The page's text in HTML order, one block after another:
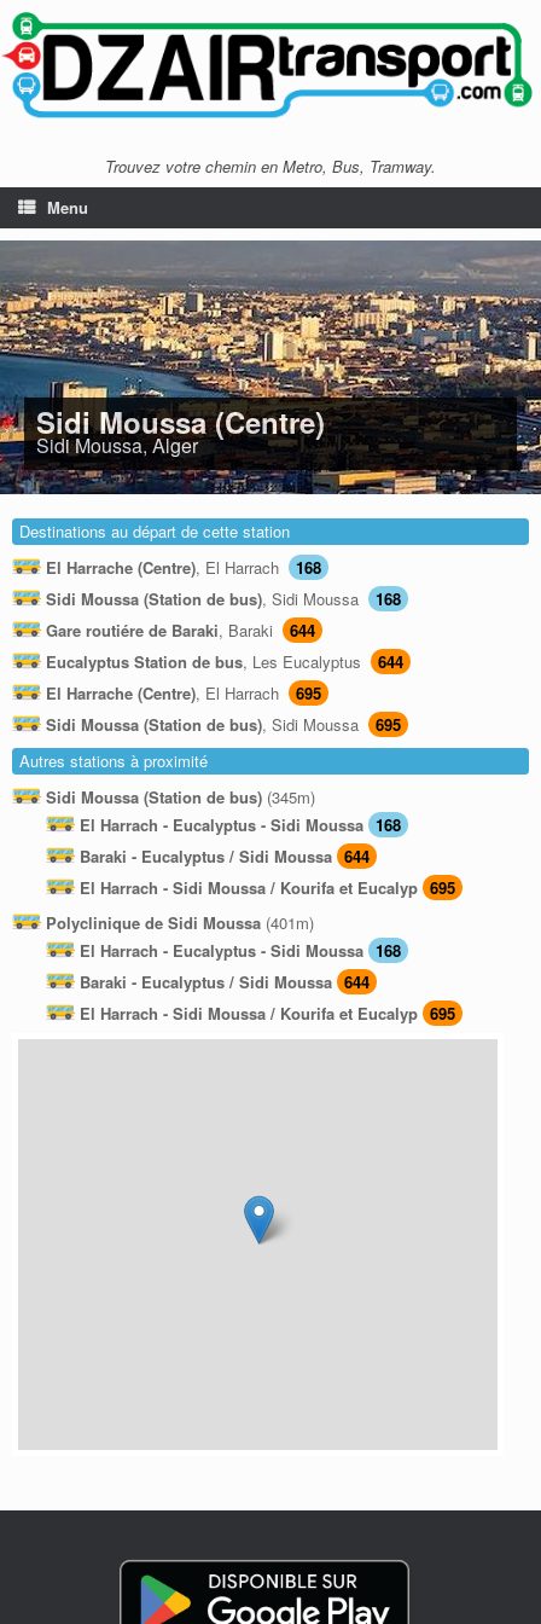
Trouvez votre chemin en Metro, Bus, Tramway.
Menu
Sidi Moussa (Centre)
Sidi Moussa, Alger
Destinations au départ de cette station
El Harrache (Centre), El Harrach
168
Sidi Moussa (Station de bus), Sidi Moussa
168
Gare routiére de Baraki, Baraki
644
Eucalyptus Station de bus, Les Eucalyptus
644
El Harrache (Centre), El Harrach
695
Sidi Moussa (Station de bus), Sidi Moussa
695
Autres stations à proximité
Sidi Moussa (Station de bus) (345m)
El Harrach - Eucalyptus - Sidi Moussa 168
Baraki - Eucalyptus / Sidi Moussa 644
El Harrach - Sidi Moussa / Kourifa et Eucalyp 695
Polyclinique de Sidi Moussa (401m)
El Harrach - Eucalyptus - Sidi Moussa 168
Baraki - Eucalyptus / Sidi Moussa 644
El Harrach - Sidi Moussa / Kourifa et Eucalyp 695